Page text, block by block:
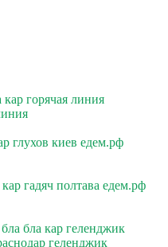
кар горячая линия
глухов киев едем.рф
гадяч полтава едем.рф
бла кар геленджик
геленджик